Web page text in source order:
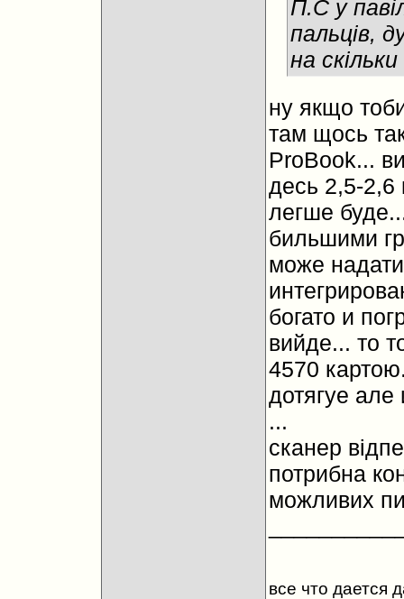
П.С у
пальців,
на
ну якщо
там щось
ProBook...
десь 2,5-2,6
легше
бильшими
може
богато и
вийде... то
4570
дотягуе але
...
сканер
потрибна
можливих
все что дается